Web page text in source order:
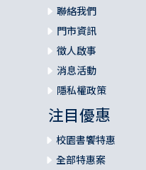
聯絡我們
門市資訊
徵人啟事
消息活動
隱私權政策
注目優惠
校園書饗特惠
全部特惠案